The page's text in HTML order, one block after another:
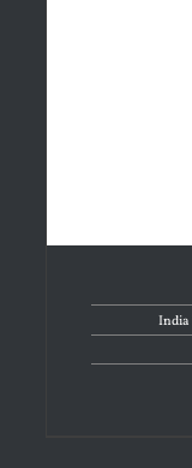
India